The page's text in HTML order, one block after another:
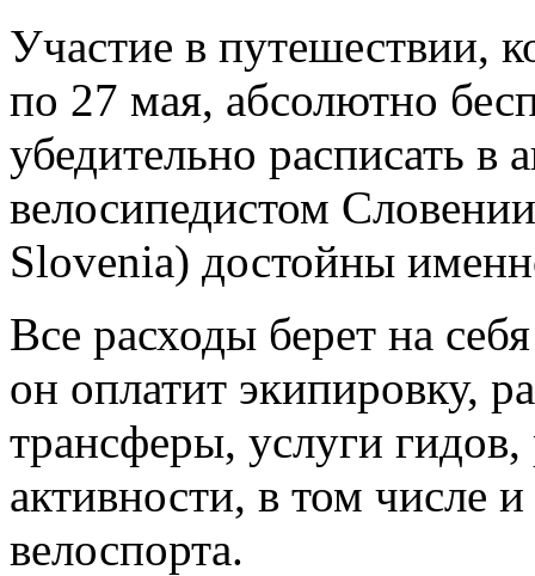
Участие в путешествии,
по 27 мая, абсолютно
убедительно расписать в
велосипедистом
Slovenia) достойны
Все расходы берет на
он оплатит экипировку,
трансферы, услуги
активности, в том числе
велоспорта.